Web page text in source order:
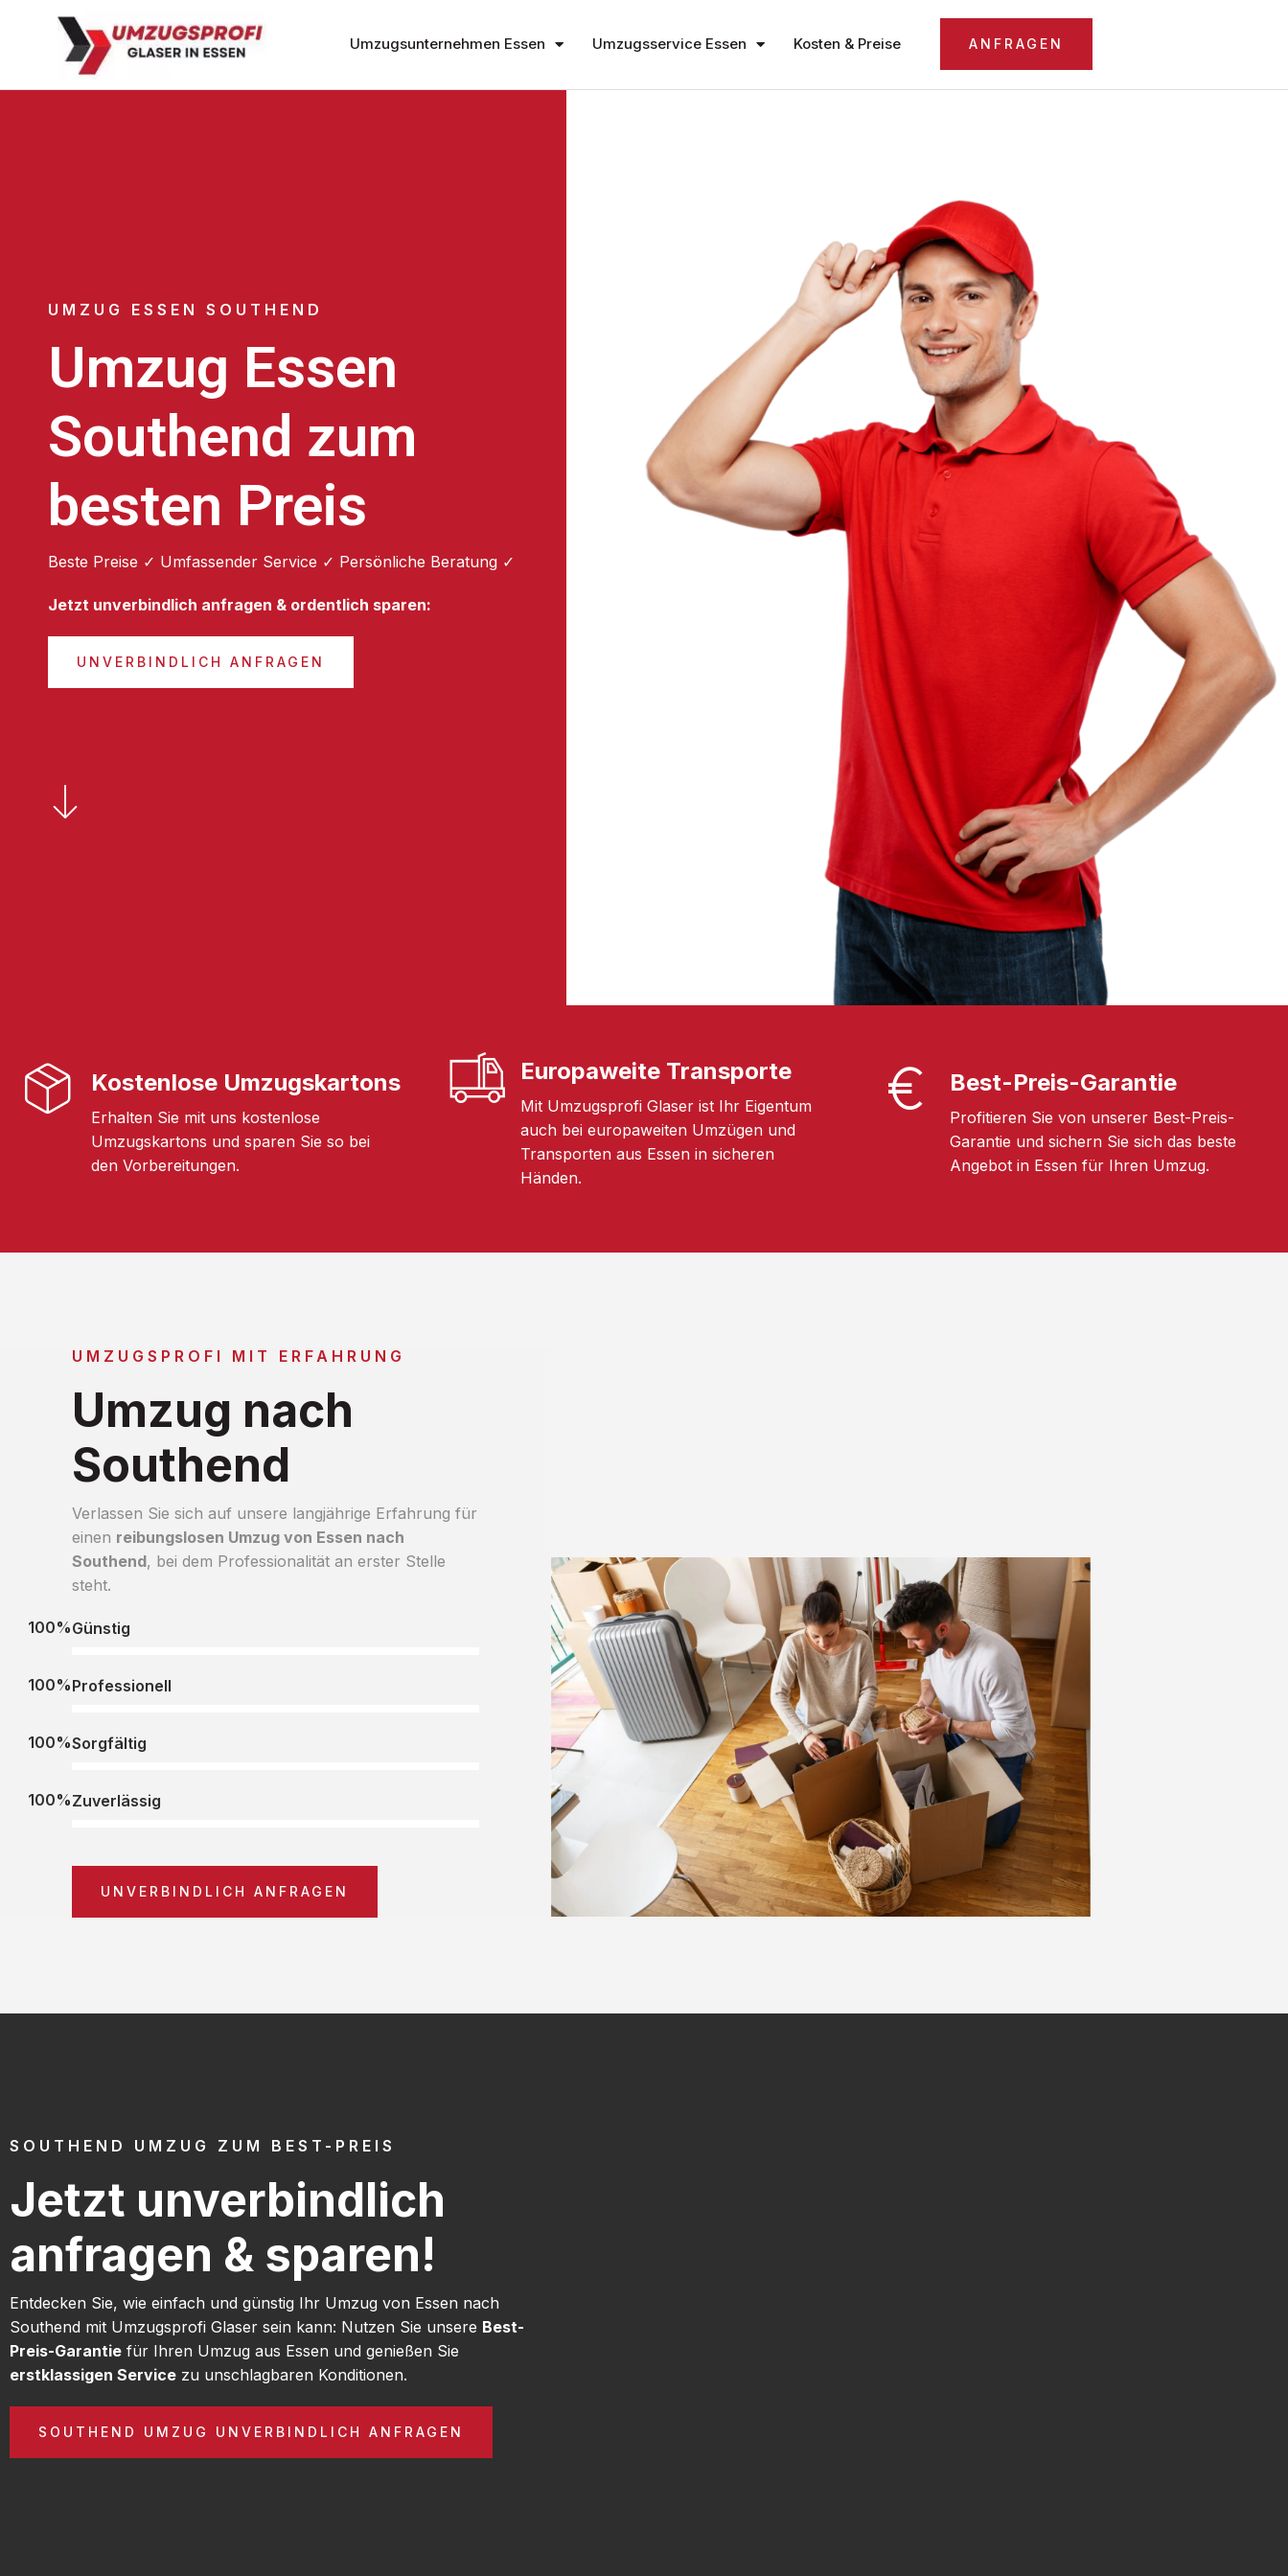
Umzugsunternehmen Essen Umzugsservice Essen Kosten & Preise ANFRAGEN
UMZUG ESSEN SOUTHEND
Umzug Essen
Southend zum
besten Preis
Beste Preise ✓ Umfassender Service ✓ Persönliche Beratung ✓
Jetzt unverbindlich anfragen & ordentlich sparen:
UNVERBINDLICH ANFRAGEN
Kostenlose Umzugskartons
Erhalten Sie mit uns kostenlose
Umzugskartons und sparen Sie so bei
den Vorbereitungen.
Europaweite Transporte
Mit Umzugsprofi Glaser ist Ihr Eigentum
auch bei europaweiten Umzügen und
Transporten aus Essen in sicheren
Händen.
Best-Preis-Garantie
Profitieren Sie von unserer Best-Preis-
Garantie und sichern Sie sich das beste
Angebot in Essen für Ihren Umzug.
UMZUGSPROFI MIT ERFAHRUNG
Umzug nach
Southend
Verlassen Sie sich auf unsere langjährige Erfahrung für
einen reibungslosen Umzug von Essen nach
Southend, bei dem Professionalität an erster Stelle
steht.
Günstig
100%
Professionell
100%
Sorgfältig
100%
Zuverlässig
100%
UNVERBINDLICH ANFRAGEN
SOUTHEND UMZUG ZUM BEST-PREIS
Jetzt unverbindlich
anfragen & sparen!
Entdecken Sie, wie einfach und günstig Ihr Umzug von Essen nach
Southend mit Umzugsprofi Glaser sein kann: Nutzen Sie unsere Best-
Preis-Garantie für Ihren Umzug aus Essen und genießen Sie
erstklassigen Service zu unschlagbaren Konditionen.
SOUTHEND UMZUG UNVERBINDLICH ANFRAGEN